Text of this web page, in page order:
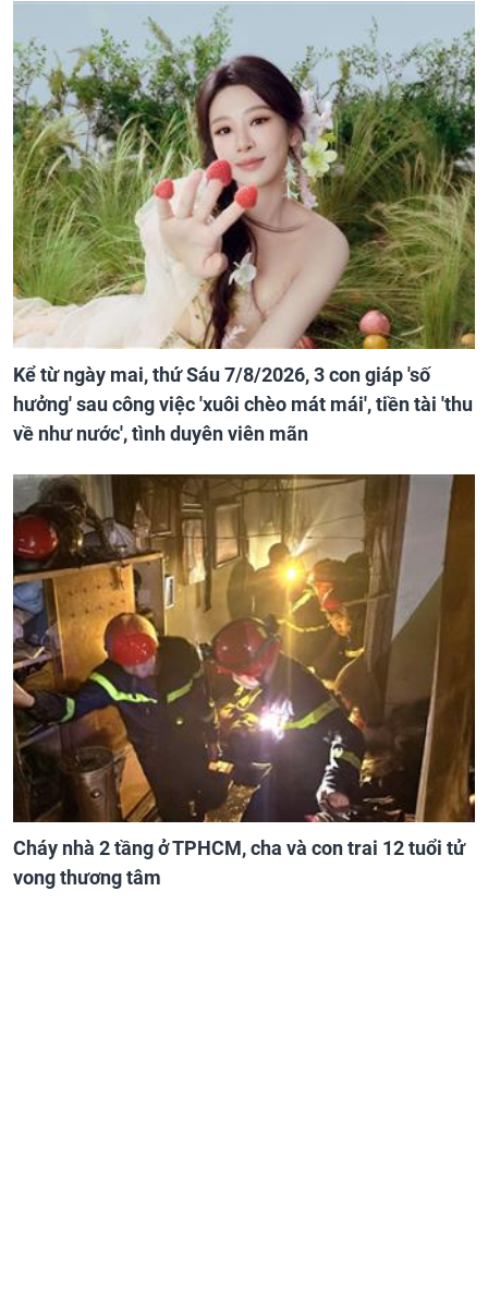
Kể từ ngày mai, thứ Sáu 7/8/2026, 3 con giáp 'số
hưởng' sau công việc 'xuôi chèo mát mái', tiền tài 'thu
về như nước', tình duyên viên mãn
Cháy nhà 2 tầng ở TPHCM, cha và con trai 12 tuổi tử
vong thương tâm